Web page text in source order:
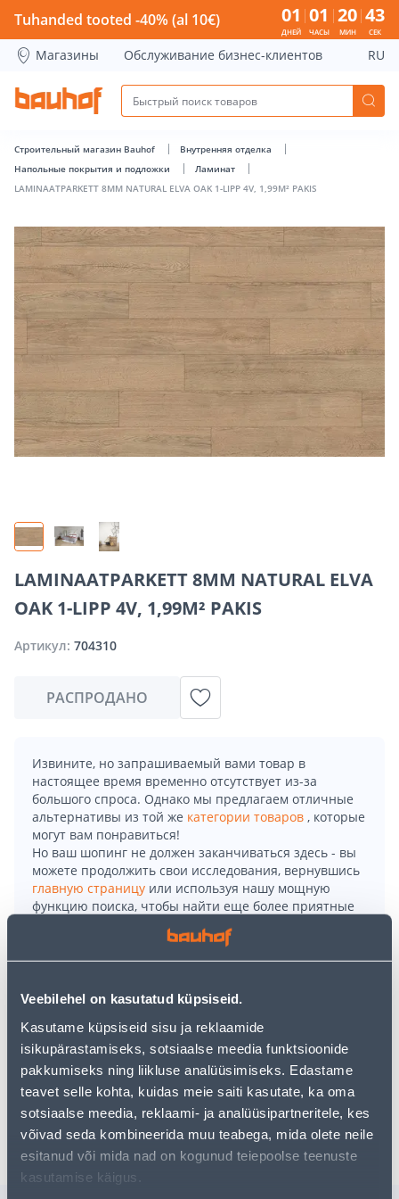
Veebilehel on kasutatud küpsiseid.
Kasutame küpsiseid sisu ja reklaamide
isikupärastamiseks, sotsiaalse meedia funktsioonide
pakkumiseks ning liikluse analüüsimiseks. Edastame
teavet selle kohta, kuidas meie saiti kasutate, ka oma
sotsiaalse meedia, reklaami- ja analüüsipartneritele, kes
võivad seda kombineerida muu teabega, mida olete neile
esitanud või mida nad on kogunud teiepoolse teenuste
kasutamise käigus.
LAMINAATPARKETT 8MM NATURAL ELVA OAK 1-LIPP 4V,
Tuhanded tooted -40% (al 10€) 01
ДНЕЙ
01
ЧАСЫ
20
МИН
43
СЕК
Магазины Обслуживание бизнес-клиентов RU
Строительный магазин Bauhof
Внутренняя отделка
Напольные покрытия и подложки
Ламинат
LAMINAATPARKETT 8MM NATURAL ELVA OAK 1-LIPP 4V, 1,99M² PAKIS
LAMINAATPARKETT 8MM NATURAL ELVA
OAK 1-LIPP 4V, 1,99M² PAKIS
Артикул: 704310
РАСПРОДАНО
Извините, но запрашиваемый вами товар в
настоящее время временно отсутствует из-за
большого спроса. Однако мы предлагаем отличные
альтернативы из той же категории товаров , которые
могут вам понравиться!
Но ваш шопинг не должен заканчиваться здесь - вы
можете продолжить свои исследования, вернувшись
главную страницу или используя нашу мощную
функцию поиска, чтобы найти еще более приятные
• Kasutusklass 32- suure koormusega kodupindadele ja
keskmise koormusega äripindadele.
• Pakis on 8 paneeli ehk 1,99 m².
• 14-päevane tagastusõigus.
Доставка невозможна